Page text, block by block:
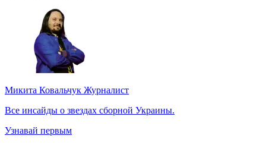
Микита Ковальчук Журналист
Все инсайды о звездах сборной Украины.
Узнавай первым